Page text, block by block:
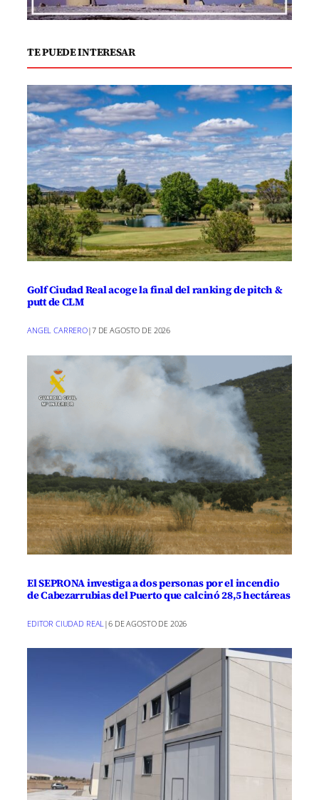
TE PUEDE INTERESAR
Golf Ciudad Real acoge la final del ranking de pitch &
putt de CLM
ANGEL CARRERO|7 DE AGOSTO DE 2026
El SEPRONA investiga a dos personas por el incendio
de Cabezarrubias del Puerto que calcinó 28,5 hectáreas
EDITOR CIUDAD REAL |6 DE AGOSTO DE 2026